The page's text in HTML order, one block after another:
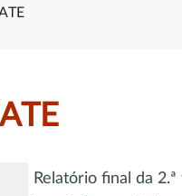
Relatório final da